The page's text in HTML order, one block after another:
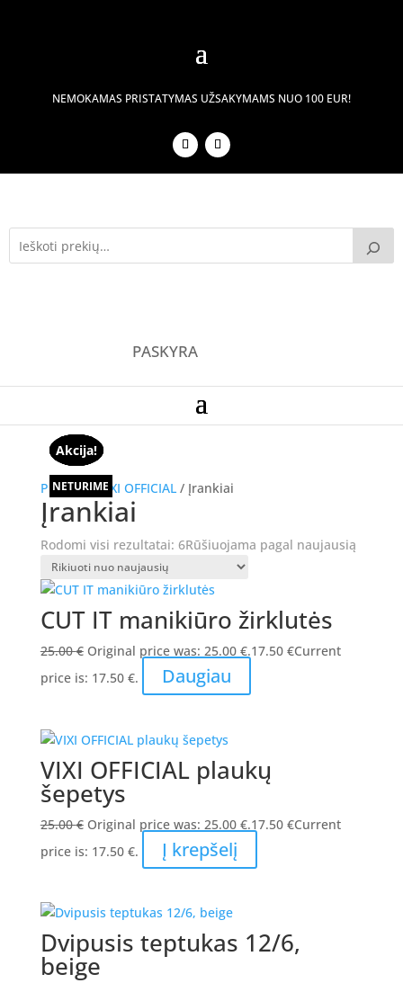
NEMOKAMAS PRISTATYMAS UŽSAKYMAMS NUO 100 EUR!
PASKYRA
Pradžia/VIXI OFFICIAL/ Įrankiai
Įrankiai
Rodomi visi rezultatai: 6Rūšiuojama pagal naujausią
Akcija!
NETURIME
CUT IT manikiūro žirklutės
25.00€ Original price was: 25.00 €.17.50 €Current
price is: 17.50 €.
Daugiau
Akcija!
VIXI OFFICIAL plaukų
šepetys
25.00€ Original price was: 25.00 €.17.50 €Current
price is: 17.50 €.
Į krepšelį
Akcija!
NETURIME
Dvipusis teptukas 12/6,
beige
Akcija!
NETURIME
Akcija!
NETURIME
Akcija!
NETURIME